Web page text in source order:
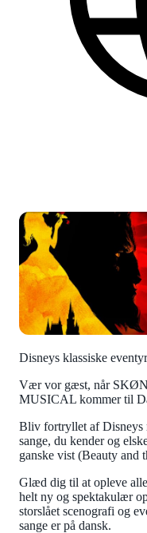
Disneys klassiske
Vær vor gæst, når
MUSICAL kommer til
Bliv fortryllet af Disneys
sange, du kender og
ganske vist (Beauty and
Glæd dig til at opleve
helt ny og spektakulær
storslået scenografi og
sange er på dansk.